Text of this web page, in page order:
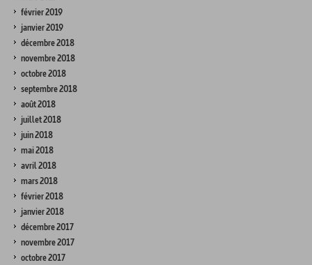
février 2019
janvier 2019
décembre 2018
novembre 2018
octobre 2018
septembre 2018
août 2018
juillet 2018
juin 2018
mai 2018
avril 2018
mars 2018
février 2018
janvier 2018
décembre 2017
novembre 2017
octobre 2017